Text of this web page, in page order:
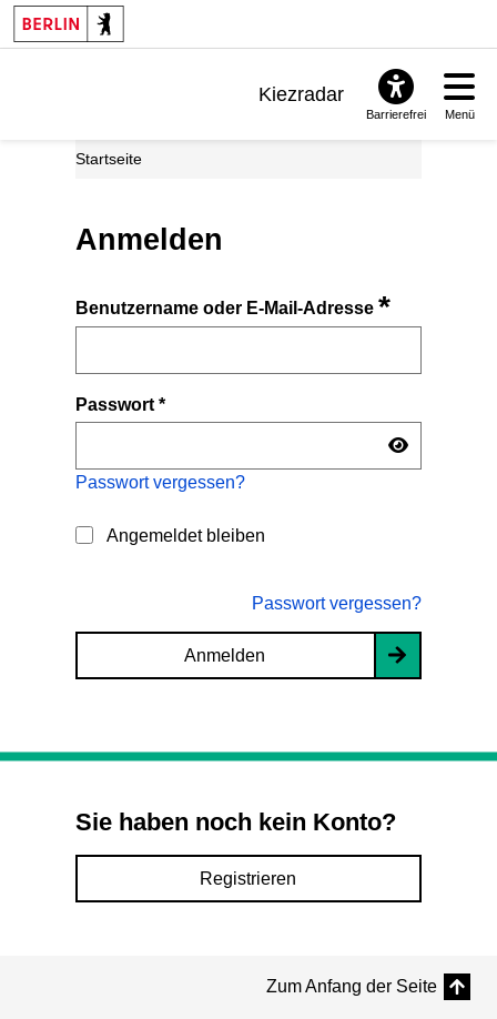
Kiezradar
Barrierefrei Menü
Startseite
Anmelden
Benutzername oder E-Mail-Adresse*
Passwort*
Passwort vergessen?
Angemeldet bleiben
Passwort vergessen?
Anmelden
Sie haben noch kein Konto?
Registrieren
Zum Anfang der Seite